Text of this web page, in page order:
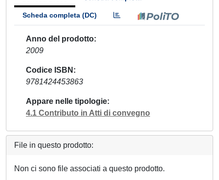
Scheda completa (DC)
Anno del prodotto
2009
Codice ISBN
9781424453863
Appare nelle tipologie
4.1 Contributo in Atti di convegno
File in questo prodotto:
Non ci sono file associati a questo prodotto.